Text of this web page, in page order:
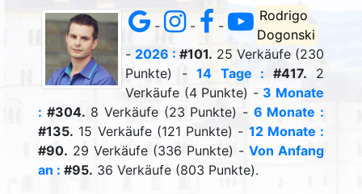
- - -
Rodrigo
Dogonski
- 2026 : #101. 25 Verkäufe (230
Punkte) - 14 Tage : #417. 2
Verkäufe (4 Punkte) - 3 Monate
: #304. 8 Verkäufe (23 Punkte) - 6 Monate :
#135. 15 Verkäufe (121 Punkte) - 12 Monate :
#90. 29 Verkäufe (336 Punkte) - Von Anfang
an : #95. 36 Verkäufe (803 Punkte).